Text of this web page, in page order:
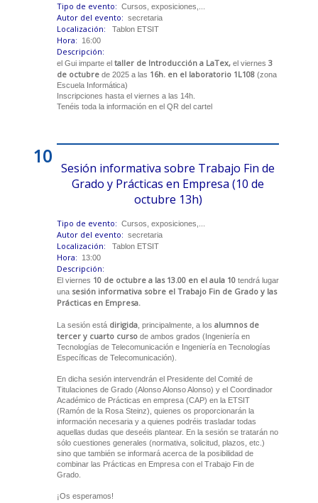
Tipo de evento: Cursos, exposiciones,...
Autor del evento: secretaria
Localización: Tablon ETSIT
Hora: 16:00
Descripción:
el Gui imparte el taller de Introducción a LaTex, el viernes 3
de octubre de 2025 a las 16h. en el laboratorio 1L108 (zona
Escuela Informática)
Inscripciones hasta el viernes a las 14h.
Tenéis toda la información en el QR del cartel
10
Sesión informativa sobre Trabajo Fin de
Grado y Prácticas en Empresa (10 de
octubre 13h)
Tipo de evento: Cursos, exposiciones,...
Autor del evento: secretaria
Localización: Tablon ETSIT
Hora: 13:00
Descripción:
El viernes 10 de octubre a las 13.00 en el aula 10 tendrá lugar
una sesión informativa sobre el Trabajo Fin de Grado y las
Prácticas en Empresa.
La sesión está dirigida , principalmente, a los alumnos de
tercer y cuarto curso de ambos grados (Ingeniería en
Tecnologías de Telecomunicación e Ingeniería en Tecnologías
Específicas de Telecomunicación).
En dicha sesión intervendrán el Presidente del Comité de
Titulaciones de Grado (Alonso Alonso Alonso) y el Coordinador
Académico de Prácticas en empresa (CAP) en la ETSIT
(Ramón de la Rosa Steinz), quienes os proporcionarán la
información necesaria y a quienes podréis trasladar todas
aquellas dudas que deseéis plantear. En la sesión se tratarán no
sólo cuestiones generales (normativa, solicitud, plazos, etc.)
sino que también se informará acerca de la posibilidad de
combinar las Prácticas en Empresa con el Trabajo Fin de
Grado.
¡Os esperamos!